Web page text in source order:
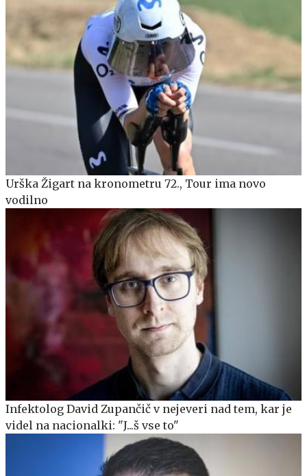
Urška Žigart na kronometru 72., Tour ima novo
vodilno
Infektolog David Zupančič v nejeveri nad tem, kar je
videl na nacionalki: "J...š vse to"